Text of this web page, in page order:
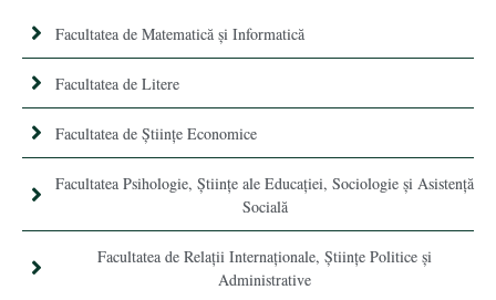
Facultatea de Matematică şi Informatică
Facultatea de Litere
Facultatea de Științe Economice
Facultatea Psihologie, Ştiinţe ale Educaţiei, Sociologie și Asistență
Socială
Facultatea de Relaţii Internaţionale, Ştiinţe Politice şi
Administrative